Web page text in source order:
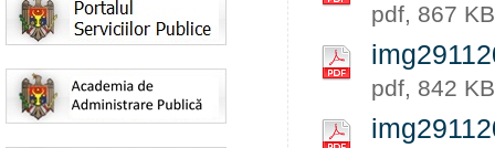
pdf, 867 KB
pdf, 842 KB